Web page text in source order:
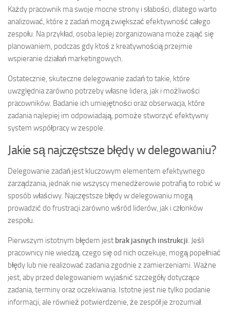
Każdy pracownik ma swoje mocne strony i słabości, dlatego warto
analizować, które z zadań mogą zwiększać efektywność całego
zespołu. Na przykład, osoba lepiej zorganizowana może zająć się
planowaniem, podczas gdy ktoś z kreatywnością przejmie
wspieranie działań marketingowych.
Ostatecznie, skuteczne delegowanie zadań to takie, które
uwzględnia zarówno potrzeby własne lidera, jak i możliwości
pracowników. Badanie ich umiejętności oraz obserwacja, które
zadania najlepiej im odpowiadają, pomoże stworzyć efektywny
system współpracy w zespole.
Jakie są najczęstsze błędy w delegowaniu?
Delegowanie zadań jest kluczowym elementem efektywnego
zarządzania, jednak nie wszyscy menedżerowie potrafią to robić w
sposób właściwy. Najczęstsze błędy w delegowaniu mogą
prowadzić do frustracji zarówno wśród liderów, jak i członków
zespołu.
Pierwszym istotnym błędem jest brak jasnych instrukcji. Jeśli
pracownicy nie wiedzą, czego się od nich oczekuje, mogą popełniać
błędy lub nie realizować zadania zgodnie z zamierzeniami. Ważne
jest, aby przed delegowaniem wyjaśnić szczegóły dotyczące
zadania, terminy oraz oczekiwania. Istotne jest nie tylko podanie
informacji, ale również potwierdzenie, że zespół je zrozumiał.